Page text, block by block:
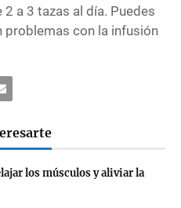
a 3 tazas al día. Puedes
problemas con la infusión
los músculos y aliviar la